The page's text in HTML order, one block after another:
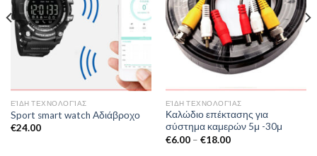
ΕΊΔΗ ΤΕΧΝΟΛΟΓΊΑΣ
Sport smart watch Αδιάβροχο
€24.00
ΕΊΔΗ ΤΕΧΝΟΛΟΓΊΑΣ
Καλώδιο επέκτασης για
σύστημα καμερών 5μ -30μ
€6.00– €18.00